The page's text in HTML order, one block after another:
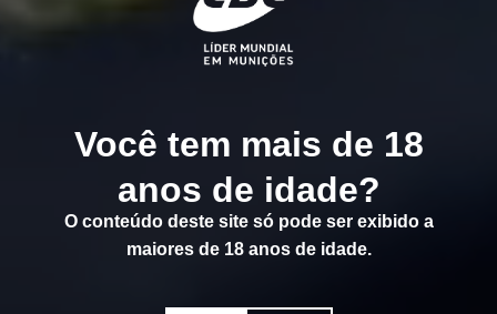
Você tem mais de 18
anos de idade?
O conteúdo deste site só pode ser exibido a
maiores de 18 anos de idade.